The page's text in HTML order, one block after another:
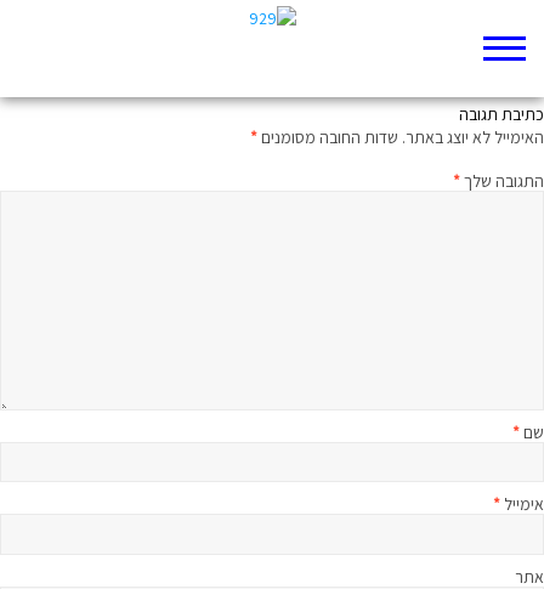
כתיבת תגובה
האימייל לא יוצג באתר. שדות החובה מסומנים*
התגובה שלך*
שם*
אימייל *
אתר